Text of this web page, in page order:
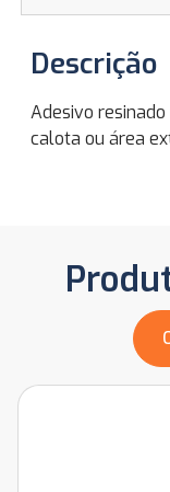
Descrição
Adesivo
calota ou área